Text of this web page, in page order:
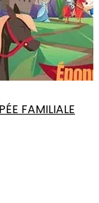
FAMILIALE